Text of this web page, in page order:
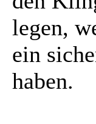
legen,
ein
haben.